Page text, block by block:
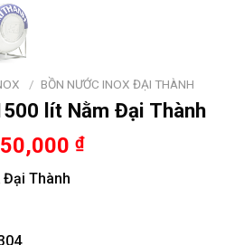
/ BỒN NƯỚC INOX ĐẠI THÀNH
lít Nằm Đại Thành
₫
Thành